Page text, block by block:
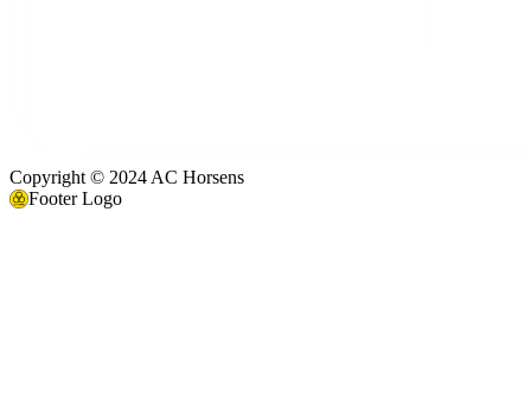
Copyright © 2024 AC Horsens
Footer Logo